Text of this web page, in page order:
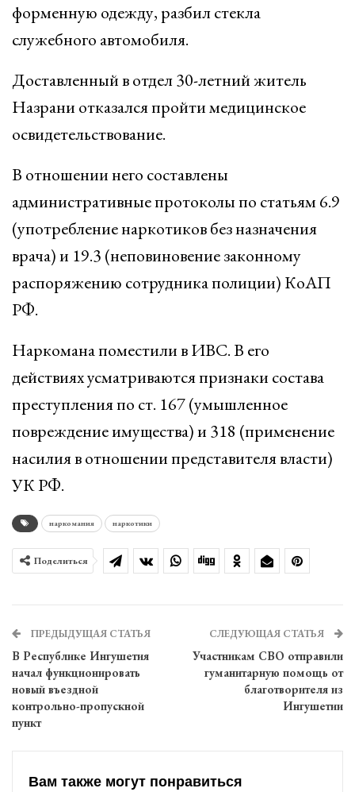
форменную одежду, разбил стекла
служебного автомобиля.
Доставленный в отдел 30-летний житель
Назрани отказался пройти медицинское
освидетельствование.
В отношении него составлены
административные протоколы по статьям 6.9
(употребление наркотиков без назначения
врача) и 19.3 (неповиновение законному
распоряжению сотрудника полиции) КоАП
РФ.
Наркомана поместили в ИВС. В его
действиях усматриваются признаки состава
преступления по ст. 167 (умышленное
повреждение имущества) и 318 (применение
насилия в отношении представителя власти)
УК РФ.
наркомания наркотики
Поделиться
ПРЕДЫДУЩАЯ СТАТЬЯ
В Республике Ингушетия
начал функционировать
новый въездной
контрольно-пропускной
пункт
СЛЕДУЮЩАЯ СТАТЬЯ
Участникам СВО отправили
гуманитарную помощь от
благотворителя из
Ингушетии
Вам также могут понравиться